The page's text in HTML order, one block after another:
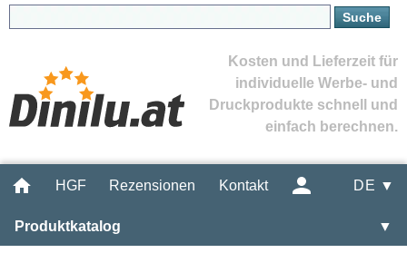
Kosten und Lieferzeit für
individuelle Werbe- und
Druckprodukte schnell und
einfach berechnen.
HGF Rezensionen Kontakt DE ▼
Produktkatalog ▼